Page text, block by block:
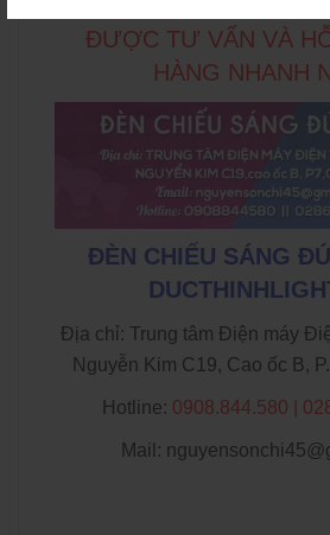
ĐƯỢC TƯ VẤN VÀ
HÀNG NHANH
ĐÈN CHIẾU SÁNG
Địa chỉ: Trung tâm Điện máy
Nguyễn Kim C19, Cao ốc B,
Hotline: 0908.844.580 |
Mail: